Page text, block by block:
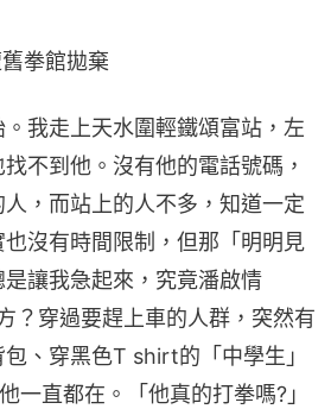
拳館拋棄
我走上天水圍輕鐵頌富站，左
不到他。沒有他的電話號碼，
，而站上的人不多，知道一定
沒有時間限制，但那「明明見
讓我急起來，究竟潘啟情
？穿過要趕上車的人群，突然有
、穿黑色T shirt的「中學生」
一直都在。「他真的打拳嗎?」